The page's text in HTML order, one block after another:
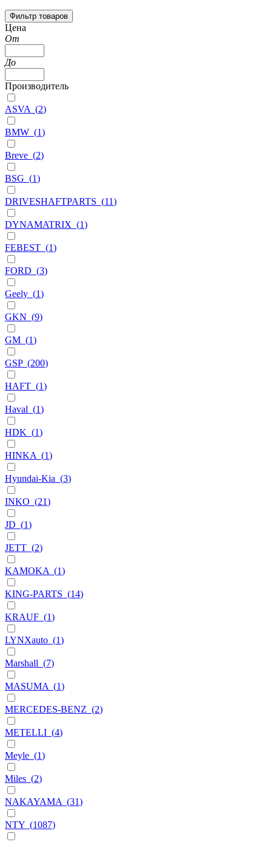
Фильтр товаров
Цена
От
До
Производитель
ASVA (2)
BMW (1)
Breve (2)
BSG (1)
DRIVESHAFTPARTS (11)
DYNAMATRIX (1)
FEBEST (1)
FORD (3)
Geely (1)
GKN (9)
GM (1)
GSP (200)
HAFT (1)
Haval (1)
HDK (1)
HINKA (1)
Hyundai-Kia (3)
INKO (21)
JD (1)
JETT (2)
KAMOKA (1)
KING-PARTS (14)
KRAUF (1)
LYNXauto (1)
Marshall (7)
MASUMA (1)
MERCEDES-BENZ (2)
METELLI (4)
Meyle (1)
Miles (2)
NAKAYAMA (31)
NTY (1087)